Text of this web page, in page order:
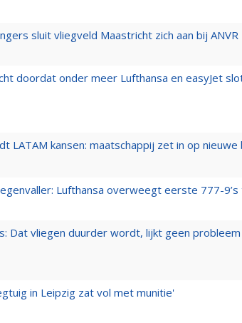
sluit vliegveld Maastricht zich aan bij ANVR
doordat onder meer Lufthansa en easyJet
LATAM kansen: maatschappij zet in op
Lufthansa overweegt eerste 777-
Dat vliegen duurder wordt, lijkt geen
in Leipzig zat vol met munitie'